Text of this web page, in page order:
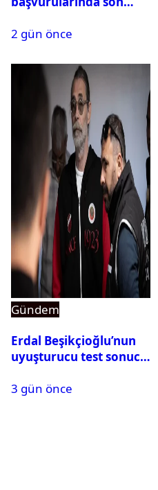
2 gün önce
Gündem
Erdal Beşikçioğlu’nun
uyuşturucu test sonucu
3 gün önce